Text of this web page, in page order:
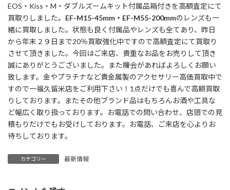
EOS・Kiss・M・ダブルズームキット付属品箱付きを高額査定にて
買取りしました。 EF-M15-45mm・EF-M55-200mmのレンズも一
緒に買取しました。状態も良く付属品やレンズも全てあり、昨日
から年末２９日まで20％買取強化中ですので高額査定にて買取り
させて頂きました。今回はご来店、貴重なお品をお売りして頂き
誠にありがとうございました。また機会があればよろしくお願い
致します。金やプラチナなど貴金属製のアクセサリー高価買取中で
すので一福久留米店をご利用下さい！1点だけでも喜んで高額買取
りしております。またその他ブランド品はもちろんお酒や工具な
ど幅広く取り扱っております。お電話での問い合わせ、店頭での見
積もりだけでもお受けしております。お電話、ご来店を心よりお
待ちしております。
カテゴリー 最新情報